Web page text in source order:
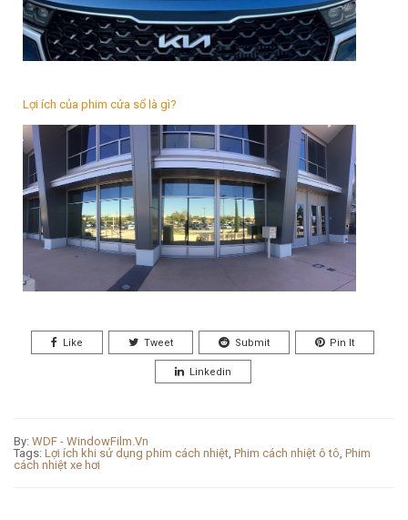
Lợi ích của phim cửa sổ là gì?
Like Tweet Submit Pin It
Linkedin
By: WDF - WindowFilm.Vn
Tags: Lợi ích khi sử dụng phim cách nhiệt, Phim cách nhiệt ô tô, Phim
cách nhiệt xe hơi